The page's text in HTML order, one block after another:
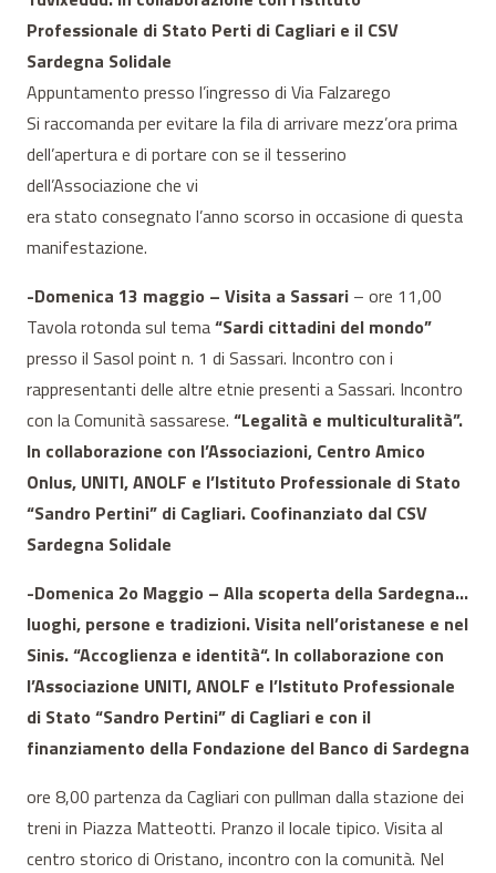
Professionale di Stato Perti di Cagliari e il CSV
Sardegna Solidale
Appuntamento presso l’ingresso di Via Falzarego
Si raccomanda per evitare la fila di arrivare mezz’ora prima
dell’apertura e di portare con se il tesserino
dell’Associazione che vi
era stato consegnato l’anno scorso in occasione di questa
manifestazione.
-Domenica 13 maggio – Visita a Sassari – ore 11,00
Tavola rotonda sul tema“Sardi cittadini del mondo”
presso il Sasol point n. 1 di Sassari. Incontro con i
rappresentanti delle altre etnie presenti a Sassari. Incontro
con la Comunità sassarese. “Legalità e multiculturalità”.
In collaborazione con l’Associazioni, Centro Amico
Onlus, UNITI, ANOLF e l’Istituto Professionale di Stato
“Sandro Pertini” di Cagliari. Coofinanziato dal CSV
Sardegna Solidale
-Domenica 2o Maggio – Alla scoperta della Sardegna…
luoghi, persone e tradizioni. Visita nell’oristanese e nel
Sinis. “Accoglienza e identità“. In collaborazione con
l’Associazione UNITI, ANOLF e l’Istituto Professionale
di Stato “Sandro Pertini” di Cagliari e con il
finanziamento della Fondazione del Banco di Sardegna
ore 8,00 partenza da Cagliari con pullman dalla stazione dei
treni in Piazza Matteotti. Pranzo il locale tipico. Visita al
centro storico di Oristano, incontro con la comunità. Nel